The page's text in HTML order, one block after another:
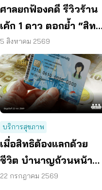
ศาลยกฟ้องคดี รีวิวร้าน
เค้ก 1 ดาว ตอกย้ำ “สิทธิ
ผู้บริโภค” แสดงความคิด
เห็นโดยสุจริต
5 สิงหาคม 2569
บริการสุขภาพ
เมื่อสิทธิต้องแลกด้วย
ชีวิต บำนาญถ้วนหน้า
คือคำตอบของสังคมสูง
22 กรกฎาคม 2569